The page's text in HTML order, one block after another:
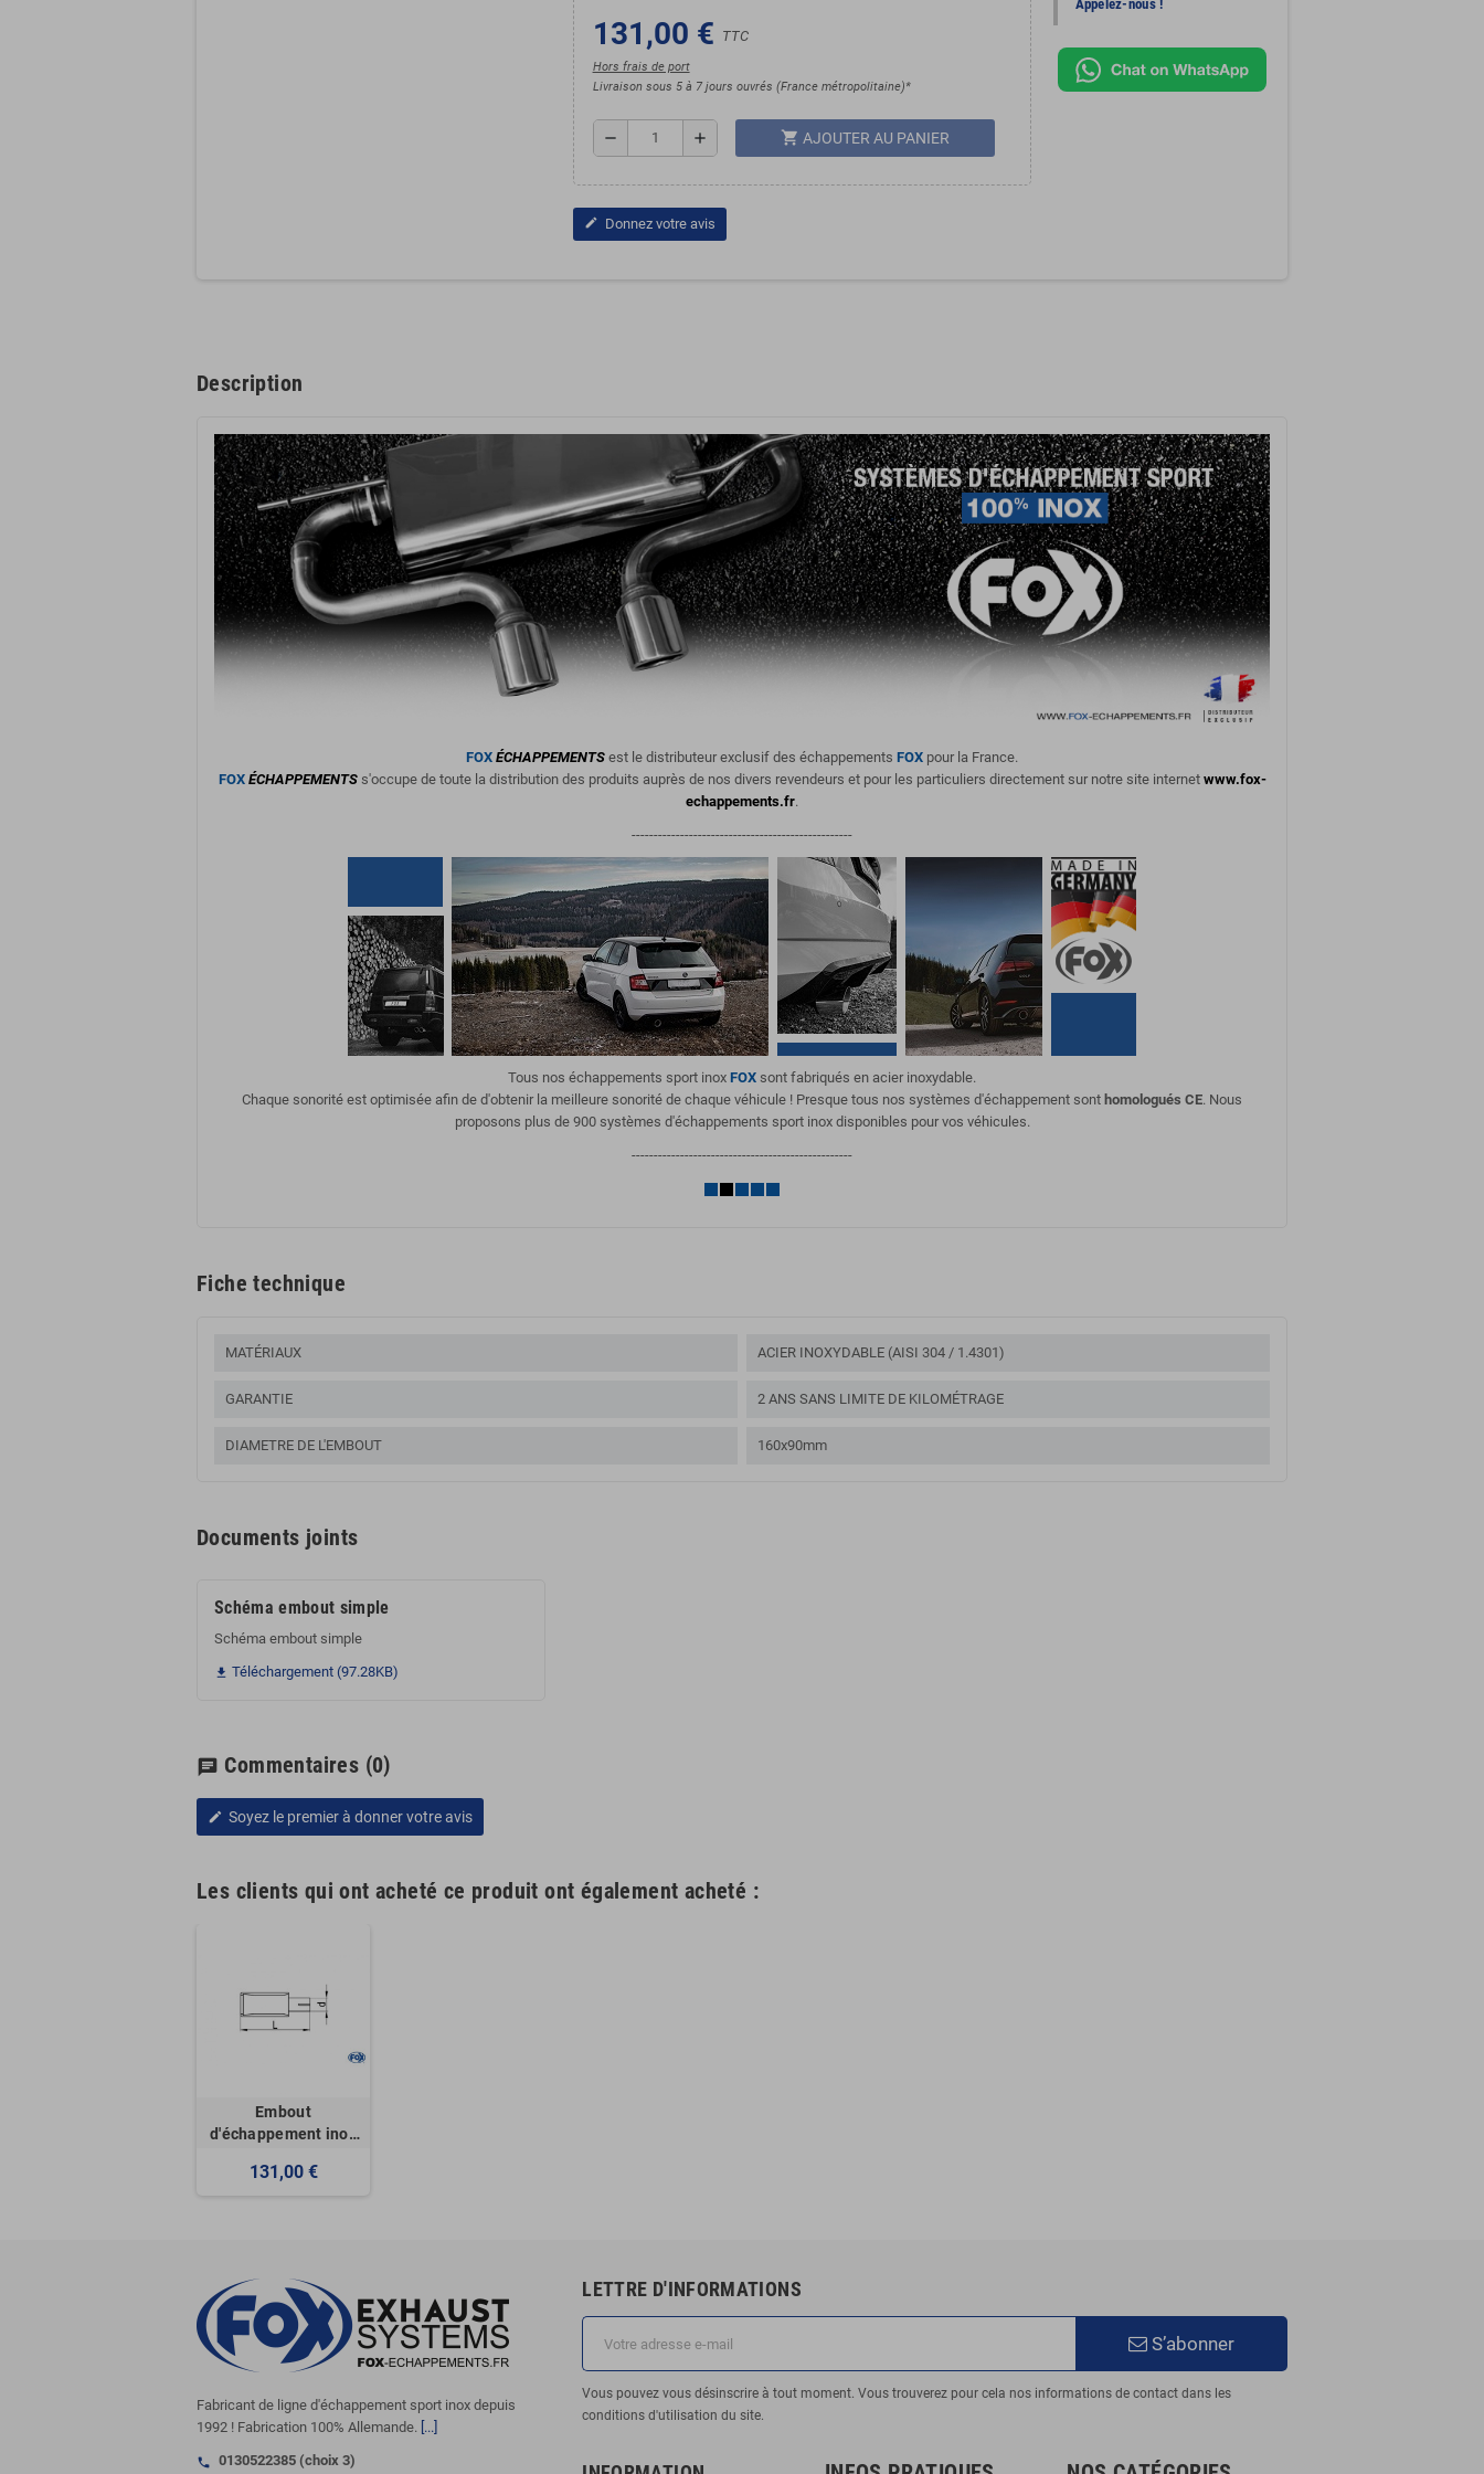
131,00 € TTC
Hors frais de port
Livraison sous 5 à 7 jours ouvrés (France métropolitaine)*
remove add shopping_cart AJOUTER AU PANIER
edit Donnez votre avis
Appelez-nous !
Description
FOX ÉCHAPPEMENTS est le distributeur exclusif des échappements FOX pour la France.
FOX ÉCHAPPEMENTSs'occupe de toute la distribution des produits auprès de nos divers revendeurs et pour les particuliers directement sur notre site internet www.fox-
echappements.fr.
--------------------------------------------------
Tous nos échappements sport inox FOX sont fabriqués en acier inoxydable.
Chaque sonorité est optimisée afin de d'obtenir la meilleure sonorité de chaque véhicule ! Presque tous nos systèmes d'échappement sont homologués CE. Nous
proposons plus de 900 systèmes d'échappements sport inox disponibles pour vos véhicules.
--------------------------------------------------
Fiche technique
MATÉRIAUX ACIER INOXYDABLE (AISI 304 / 1.4301)
GARANTIE 2 ANS SANS LIMITE DE KILOMÉTRAGE
DIAMETRE DE L'EMBOUT 160x90mm
Documents joints
Schéma embout simple
Schéma embout simple
 Téléchargement (97.28KB)
chat Commentaires (0)
edit Soyez le premier à donner votre avis
Les clients qui ont acheté ce produit ont également acheté :
Embout
d'échappement inox
1x160x90mm / long
131,00 €
Fabricant de ligne d'échappement sport inox depuis
1992 ! Fabrication 100% Allemande. [...]
call 0130522385 (choix 3)
LETTRE D'INFORMATIONS
S’abonner
Vous pouvez vous désinscrire à tout moment. Vous trouverez pour cela nos informations de contact dans les
conditions d'utilisation du site.